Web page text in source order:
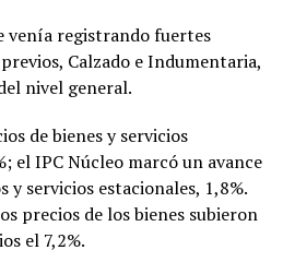
venía registrando fuertes
Calzado e Indumentaria,
nivel general.
de bienes y servicios
el IPC Núcleo marcó un avance
y servicios estacionales, 1,8%.
precios de los bienes subieron
el 7,2%.